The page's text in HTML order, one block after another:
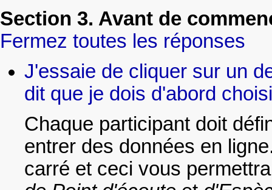
Section 3. Avant de
Fermez toutes les réponses
J'essaie de cliquer sur un
dit que je dois d'abord
Chaque participant doit
entrer des données en
carré et ceci vous